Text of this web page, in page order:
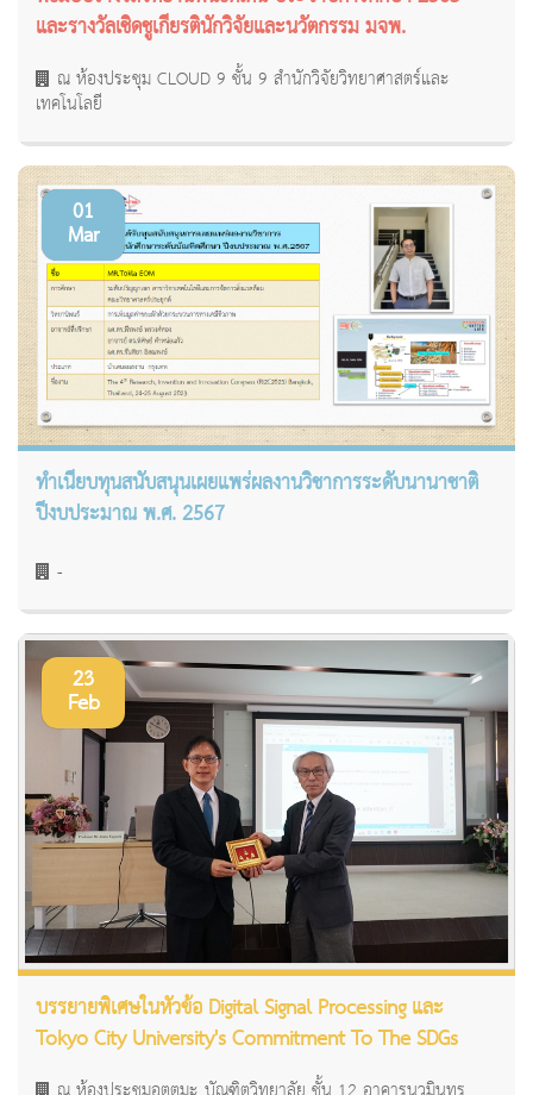
และรางวัลเชิดชูเกียรตินักวิจัยและนวัตกรรม มจพ.
ณ ห้องประชุม CLOUD 9 ชั้น 9 สำนักวิจัยวิทยาศาสตร์และ
เทคโนโลยี
01
Mar
ทำเนียบทุนสนับสนุนเผยแพร่ผลงานวิชาการระดับนานาชาติ
ปีงบประมาณ พ.ศ. 2567
-
23
Feb
บรรยายพิเศษในหัวข้อ Digital Signal Processing และ
Tokyo City University's Commitment To The SDGs